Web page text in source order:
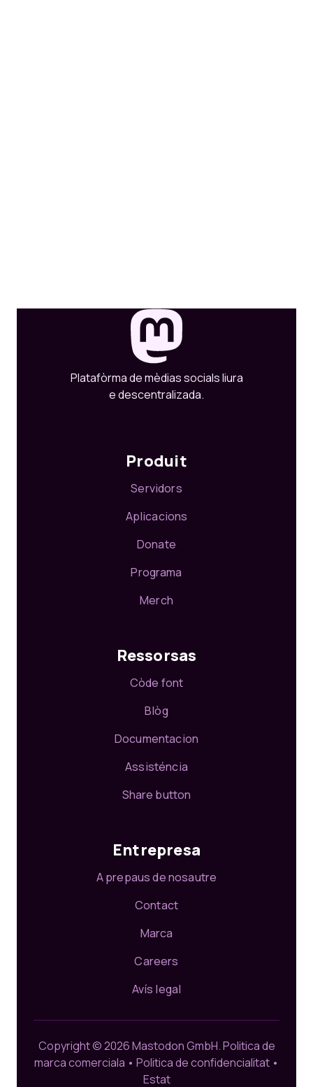
Platafòrma de mèdias socials liura
e descentralizada.
Produit
Servidors
Aplicacions
Donate
Programa
Merch
Ressorsas
Còde font
Blòg
Documentacion
Assisténcia
Share button
Entrepresa
A prepaus de nosautre
Contact
Marca
Careers
Avís legal
Copyright © 2026 Mastodon GmbH.Politica de
marca comerciala • Politica de confidencialitat •
Estat